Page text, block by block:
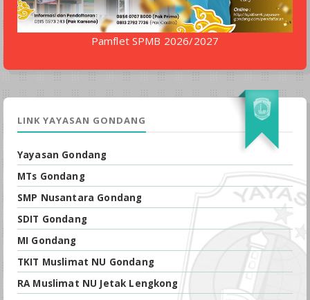
Pamflet SPMB 2026/2027
LINK YAYASAN GONDANG
Yayasan Gondang
MTs Gondang
SMP Nusantara Gondang
SDIT Gondang
MI Gondang
TKIT Muslimat NU Gondang
RA Muslimat NU Jetak Lengkong